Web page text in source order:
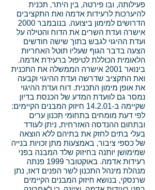
פעילותה, ובו פירטה, בין היתר, תכנית
להיערכות לרעידות אדמה ואת התקציבים
הדרושים למימון ביצועה. בנובמבר 2000
אישרה ועדת השרים את הדוח והטילה על
ועדת ההיגוי לגבש בתוך שישה חודשים
הצעה בדבר הגוף שעליו תוטל האחריות
הלאומית הכוללת לטיפול ברעידת אדמה.
בינואר 2001 אישרה הממשלה את התכנית
ואת התקציב שדרשה ועדת ההיגוי וקבעה
את אופן מימון התכנית. דוח ועדת ההיגוי
נמסר גם לוועדת המדע של הכנסת בדיון
שקיימה ב-14.2.01 חיזוק המבנים הקיימים:
לפי דעת מומחים בתחומי תכנון ערים
ובתחום ההנדסה האזרחית, ניתן לעודד
בעלי בתים לחזק את בתיהם ללא הוצאה
של כספי ציבור, באמצעות מתן זכויות בנייה
שמימושן יותנה בחיזוק שלד המבנה בפני
רעידות אדמה. באוקטובר 1999 פנתה
מנהלת מינהל התכנון לשר הפנים דאז, נתן
שרנסקי, בנושא חיזוק המבנים הקיימים